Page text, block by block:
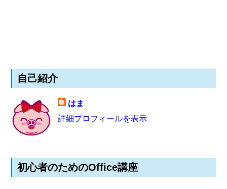
自己紹介
はま
詳細プロフィールを表示
初心者のためのOffice講座